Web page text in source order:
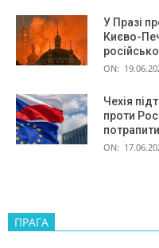
У Празі
Києво-
ON:
Чехія
проти
ON:
ПРАГА